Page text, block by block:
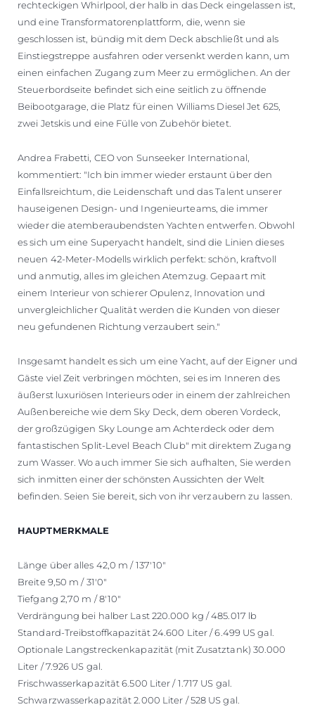
rechteckigen Whirlpool, der halb in das Deck eingelassen ist,
und eine Transformatorenplattform, die, wenn sie
geschlossen ist, bündig mit dem Deck abschließt und als
Einstiegstreppe ausfahren oder versenkt werden kann, um
einen einfachen Zugang zum Meer zu ermöglichen. An der
Steuerbordseite befindet sich eine seitlich zu öffnende
Beibootgarage, die Platz für einen Williams Diesel Jet 625,
zwei Jetskis und eine Fülle von Zubehör bietet.
Andrea Frabetti, CEO von Sunseeker International,
kommentiert: "Ich bin immer wieder erstaunt über den
Einfallsreichtum, die Leidenschaft und das Talent unserer
hauseigenen Design- und Ingenieurteams, die immer
wieder die atemberaubendsten Yachten entwerfen. Obwohl
es sich um eine Superyacht handelt, sind die Linien dieses
neuen 42-Meter-Modells wirklich perfekt: schön, kraftvoll
und anmutig, alles im gleichen Atemzug. Gepaart mit
einem Interieur von schierer Opulenz, Innovation und
unvergleichlicher Qualität werden die Kunden von dieser
neu gefundenen Richtung verzaubert sein."
Insgesamt handelt es sich um eine Yacht, auf der Eigner und
Gäste viel Zeit verbringen möchten, sei es im Inneren des
äußerst luxuriösen Interieurs oder in einem der zahlreichen
Außenbereiche wie dem Sky Deck, dem oberen Vordeck,
der großzügigen Sky Lounge am Achterdeck oder dem
fantastischen Split-Level Beach Club" mit direktem Zugang
zum Wasser. Wo auch immer Sie sich aufhalten, Sie werden
sich inmitten einer der schönsten Aussichten der Welt
befinden. Seien Sie bereit, sich von ihr verzaubern zu lassen.
HAUPTMERKMALE
Länge über alles 42,0 m / 137'10"
Breite 9,50 m / 31'0"
Tiefgang 2,70 m / 8'10"
Verdrängung bei halber Last 220.000 kg / 485.017 lb
Standard-Treibstoffkapazität 24.600 Liter / 6.499 US gal.
Optionale Langstreckenkapazität (mit Zusatztank) 30.000
Liter / 7.926 US gal.
Frischwasserkapazität 6.500 Liter / 1.717 US gal.
Schwarzwasserkapazität 2.000 Liter / 528 US gal.